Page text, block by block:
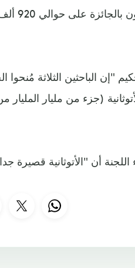
"إن الباحثين الثلاثة مُنحوا
أن "الأتوثانية قصيرة